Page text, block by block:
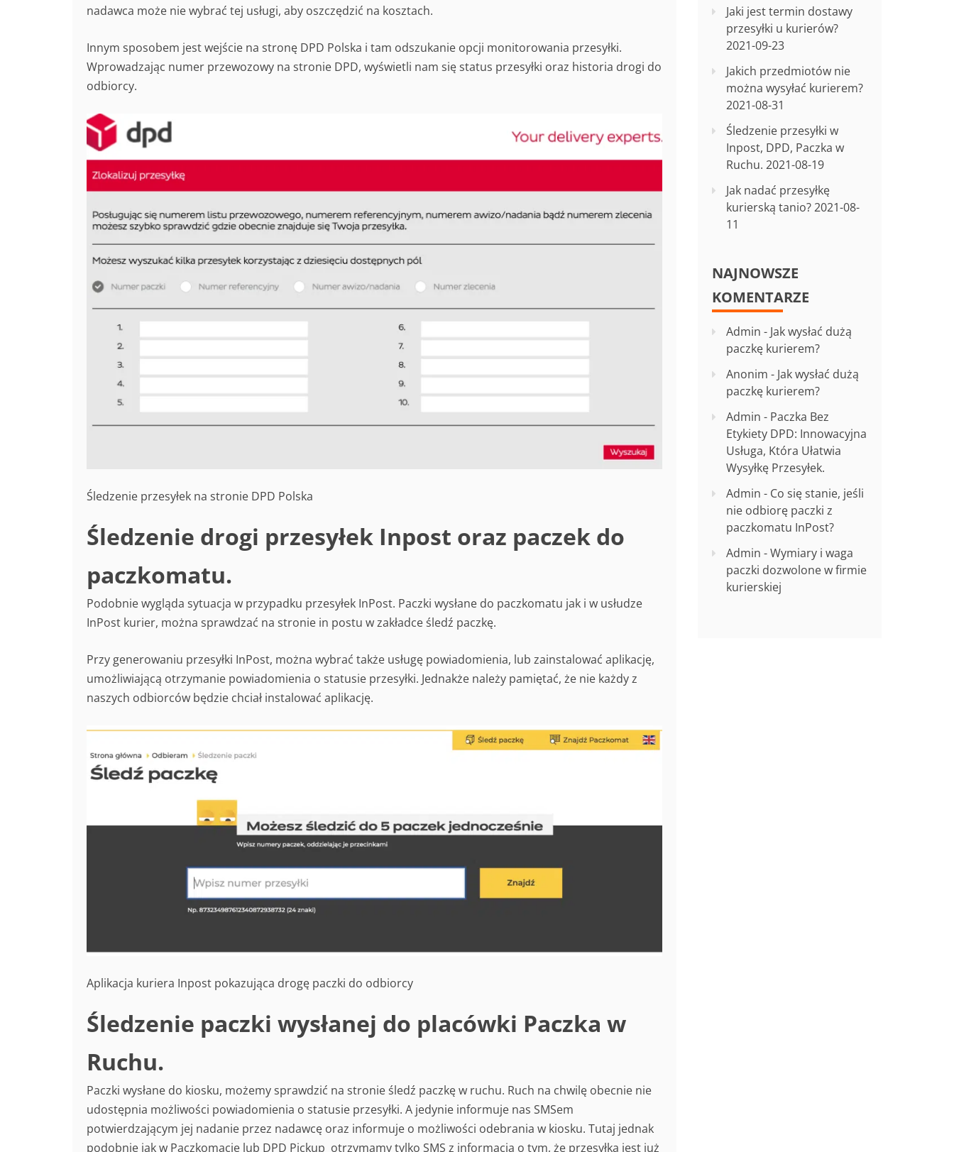
nadawca może nie wybrać tej usługi, aby oszczędzić na kosztach.
Innym sposobem jest wejście na stronę DPD Polska i tam odszukanie opcji monitorowania przesyłki.
Wprowadzając numer przewozowy na stronie DPD, wyświetli nam się status przesyłki oraz historia drogi do
odbiorcy.
Śledzenie przesyłek na stronie DPD Polska
Śledzenie drogi przesyłek Inpost oraz paczek do
paczkomatu.
Podobnie wygląda sytuacja w przypadku przesyłek InPost. Paczki wysłane do paczkomatu jak i w usłudze
InPost kurier, można sprawdzać na stronie in postu w zakładce śledź paczkę.
Przy generowaniu przesyłki InPost, można wybrać także usługę powiadomienia, lub zainstalować aplikację,
umożliwiającą otrzymanie powiadomienia o statusie przesyłki. Jednakże należy pamiętać, że nie każdy z
naszych odbiorców będzie chciał instalować aplikację.
Aplikacja kuriera Inpost pokazująca drogę paczki do odbiorcy
Śledzenie paczki wysłanej do placówki Paczka w
Ruchu.
Paczki wysłane do kiosku, możemy sprawdzić na stronie śledź paczkę w ruchu. Ruch na chwilę obecnie nie
udostępnia możliwości powiadomienia o statusie przesyłki. A jedynie informuje nas SMSem
potwierdzającym jej nadanie przez nadawcę oraz informuje o możliwości odebrania w kiosku. Tutaj jednak
podobnie jak w Paczkomacie lub DPD Pickup otrzymamy tylko SMS z informacją o tym, że przesyłka jest już
Jaki jest termin dostawy
przesyłki u kurierów?
2021-09-23
Jakich przedmiotów nie
można wysyłać kurierem?
2021-08-31
Śledzenie przesyłki w
Inpost, DPD, Paczka w
Ruchu. 2021-08-19
Jak nadać przesyłkę
kurierską tanio? 2021-08-
11
NAJNOWSZE
KOMENTARZE
Admin - Jak wysłać dużą
paczkę kurierem?
Anonim - Jak wysłać dużą
paczkę kurierem?
Admin - Paczka Bez
Etykiety DPD: Innowacyjna
Usługa, Która Ułatwia
Wysyłkę Przesyłek.
Admin - Co się stanie, jeśli
nie odbiorę paczki z
paczkomatu InPost?
Admin -Wymiary i waga
paczki dozwolone w firmie
kurierskiej